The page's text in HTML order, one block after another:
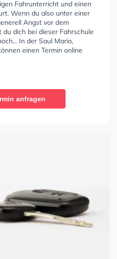
Fahrunterricht und einen
Wenn du also unter einer
Angst vor dem
dich bei dieser Fahrschule
In der Saul Mario,
einen Termin online
anfragen